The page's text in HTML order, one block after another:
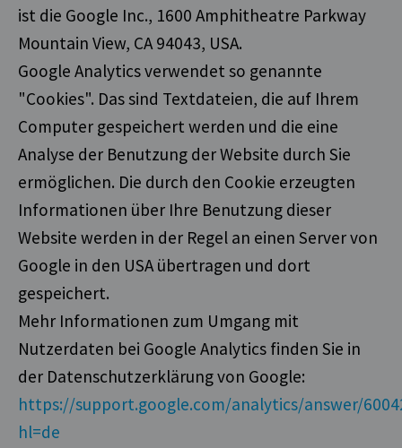
ist die Google Inc., 1600 Amphitheatre Parkway
Mountain View, CA 94043, USA.
Google Analytics verwendet so genannte
"Cookies". Das sind Textdateien, die auf Ihrem
Computer gespeichert werden und die eine
Analyse der Benutzung der Website durch Sie
ermöglichen. Die durch den Cookie erzeugten
Informationen über Ihre Benutzung dieser
Website werden in der Regel an einen Server von
Google in den USA übertragen und dort
gespeichert.
Mehr Informationen zum Umgang mit
Nutzerdaten bei Google Analytics finden Sie in
der Datenschutzerklärung von Google:
https://support.google.com/analytics/answer/
hl=de